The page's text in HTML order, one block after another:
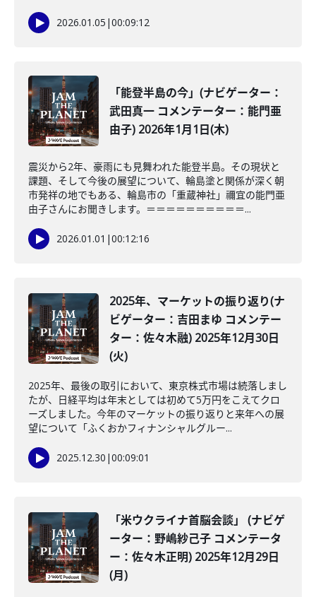
2026.01.05 |00:09:12
「能登半島の今」(ナビゲーター：
武田真一 コメンテーター：能門亜
由子) 2026年1月1日(木)
震災から2年、豪雨にも見舞われた能登半島。その現状と
課題、そして今後の展望について、輪島塗と関係が深く朝
市発祥の地でもある、輪島市の「重蔵神社」禰宜の能門亜
由子さんにお聞きします。＝＝＝＝＝＝＝＝＝＝...
2026.01.01 |00:12:16
2025年、マーケットの振り返り(ナ
ビゲーター：吉田まゆ コメンテー
ター：佐々木融) 2025年12月30日
(火)
2025年、最後の取引において、東京株式市場は続落しまし
たが、日経平均は年末としては初めて5万円をこえてクロ
ーズしました。今年のマーケットの振り返りと来年への展
望について「ふくおかフィナンシャルグルー...
2025.12.30 |00:09:01
「米ウクライナ首脳会談」 (ナビゲ
ーター：野嶋紗己子 コメンテータ
ー：佐々木正明) 2025年12月29日
(月)